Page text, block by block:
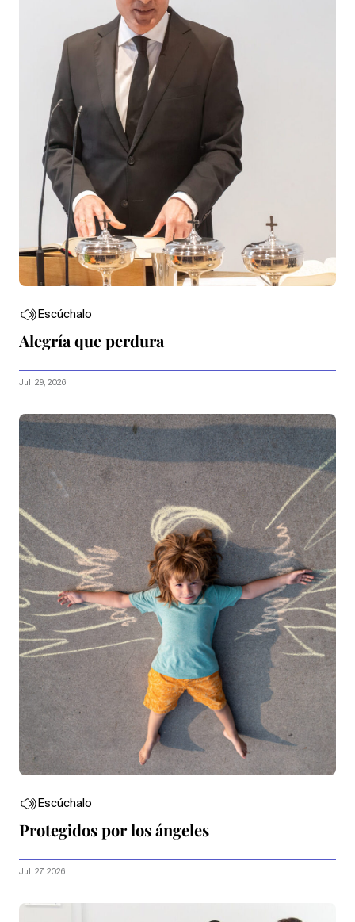
Escúchalo
Alegría que perdura
Juli 29, 2026
Escúchalo
Protegidos por los ángeles
Juli 27, 2026